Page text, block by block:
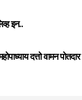
इन..
दत्तो वामन